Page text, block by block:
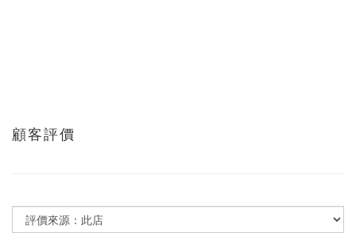
顧客評價